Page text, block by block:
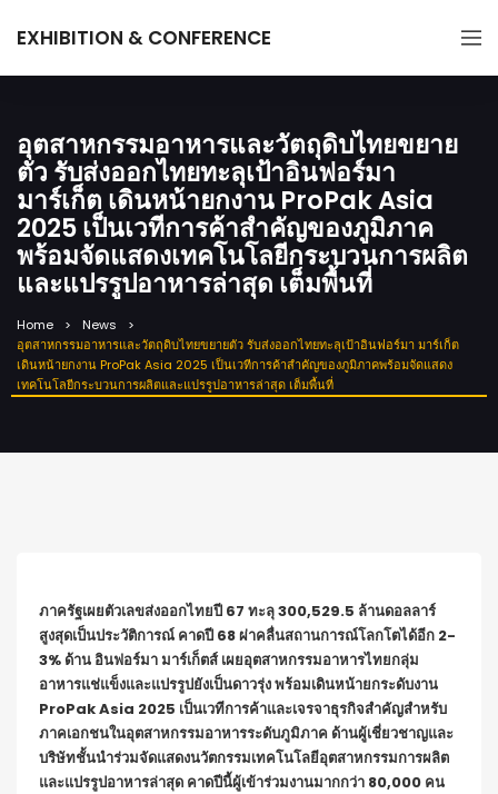
EXHIBITION & CONFERENCE
อุตสาหกรรมอาหารและวัตถุดิบไทยขยาย
ตัว รับส่งออกไทยทะลุเป้าอินฟอร์มา
มาร์เก็ต เดินหน้ายกงาน ProPak Asia
2025 เป็นเวทีการค้าสำคัญของภูมิภาค
พร้อมจัดแสดงเทคโนโลยีกระบวนการผลิต
และแปรรูปอาหารล่าสุด เต็มพื้นที่
Home
News
อุตสาหกรรมอาหารและวัตถุดิบไทยขยายตัว รับส่งออกไทยทะลุเป้าอินฟอร์มา มาร์เก็ต
เดินหน้ายกงาน ProPak Asia 2025 เป็นเวทีการค้าสำคัญของภูมิภาคพร้อมจัดแสดง
เทคโนโลยีกระบวนการผลิตและแปรรูปอาหารล่าสุด เต็มพื้นที่
ภาครัฐเผยตัวเลขส่งออกไทยปี 67 ทะลุ300,529.5 ล้านดอลลาร์
สูงสุดเป็นประวัติการณ์ คาดปี 68ผ่าคลื่นสถานการณ์โลกโตได้อีก 2-
3% ด้าน อินฟอร์มา มาร์เก็ตส์ เผยอุตสาหกรรมอาหารไทยกลุ่ม
อาหารแช่แข็งและแปรรูปยังเป็นดาวรุ่ง พร้อมเดินหน้ายกระดับงาน
ProPak Asia 2025 เป็นเวทีการค้าและเจรจาธุรกิจสำคัญสำหรับ
ภาคเอกชนในอุตสาหกรรมอาหารระดับภูมิภาค ด้านผู้เชี่ยวชาญและ
บริษัทชั้นนำร่วมจัดแสดงนวัตกรรมเทคโนโลยีอุตสาหกรรมการผลิต
และแปรรูปอาหารล่าสุด คาดปีนี้ผู้เข้าร่วมงานมากกว่า 80,000 คน